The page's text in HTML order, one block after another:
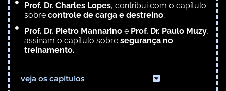
Prof. Dr. Charles Lopes, contribui com o capítulo
sobre controle de carga e destreino;
Prof. Dr. Pietro Mannarinoe Prof. Dr. Paulo Muzy,
assinam o capítulo sobre segurança no
treinamento.
veja os capítulos